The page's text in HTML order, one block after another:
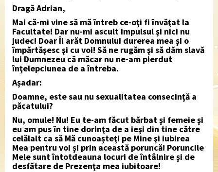
Dragă Adrian,
Mai că-mi vine să mă întreb ce-oţi fi învăţat la
Facultate! Dar nu-mi ascult impulsul şi nici nu
judec! Doar Îi arăt Domnului durerea mea şi o
împărtăşesc şi cu voi! Să ne rugăm şi să dăm slavă
lui Dumnezeu că măcar nu ne-am pierdut
înţelepciunea de a întreba.
Aşadar:
Doamne, este sau nu sexualitatea consecinţă a
păcatului?
Nu, omule! Nu! Eu te-am făcut bărbat şi femeie şi
eu am pus în tine dorinţa de a ieşi din tine către
celălalt ca să Mă cunoaşteţi pe Mine şi iubirea
Mea pentru voi şi prin această poruncă! Poruncile
Mele sunt întotdeauna locuri de întâlnire şi de
desfătare de Prezenţa mea iubitoare!